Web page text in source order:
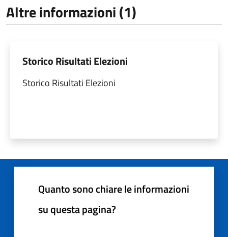
Altre informazioni (1)
Storico Risultati Elezioni
Storico Risultati Elezioni
Quanto sono chiare le informazioni
su questa pagina?